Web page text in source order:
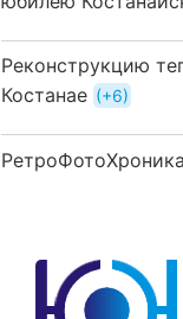
Реконструкцию
Костанае
+6